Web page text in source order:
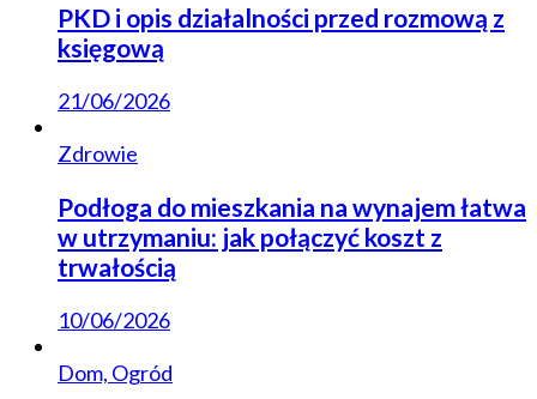
PKD i opis działalności przed rozmową z
księgową
21/06/2026
Zdrowie
Podłoga do mieszkania na wynajem łatwa
w utrzymaniu: jak połączyć koszt z
trwałością
10/06/2026
Dom, Ogród